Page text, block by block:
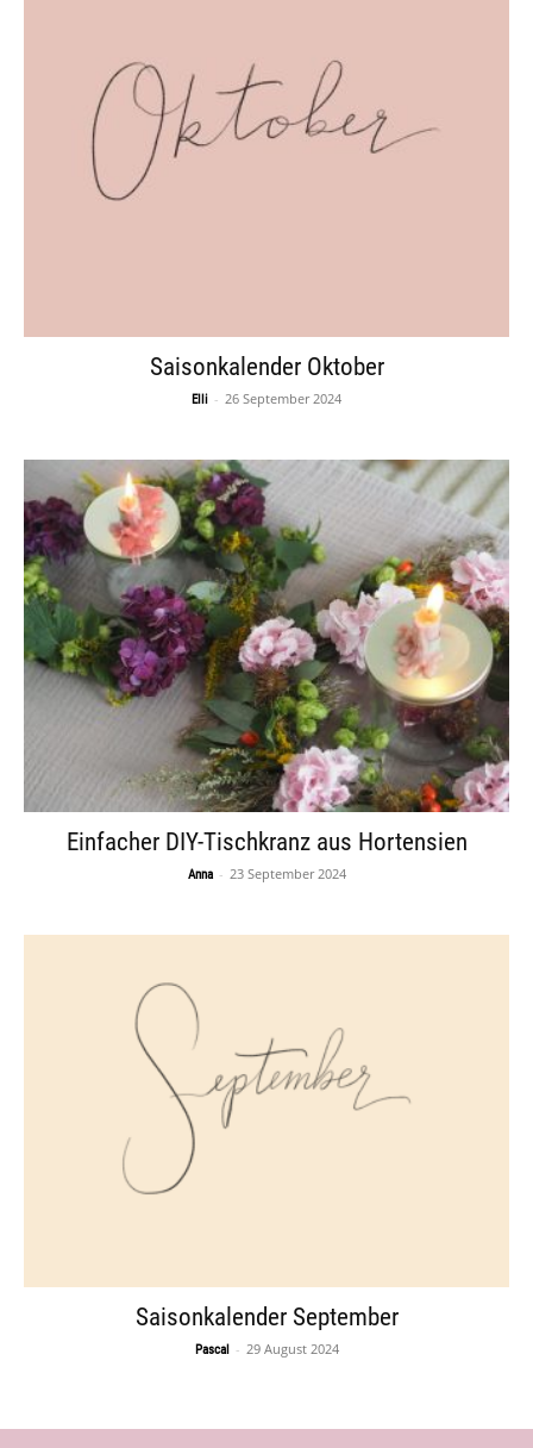
Saisonkalender Oktober
Elli - 26 September 2024
Einfacher DIY-Tischkranz aus Hortensien
Anna - 23 September 2024
Saisonkalender September
Pascal - 29 August 2024